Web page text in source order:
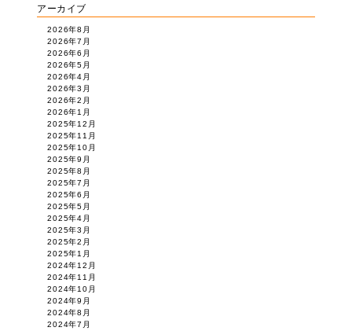
アーカイブ
2026年8月
2026年7月
2026年6月
2026年5月
2026年4月
2026年3月
2026年2月
2026年1月
2025年12月
2025年11月
2025年10月
2025年9月
2025年8月
2025年7月
2025年6月
2025年5月
2025年4月
2025年3月
2025年2月
2025年1月
2024年12月
2024年11月
2024年10月
2024年9月
2024年8月
2024年7月